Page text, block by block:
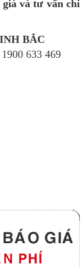
giá và tư vấn chi
BẮC
633 469